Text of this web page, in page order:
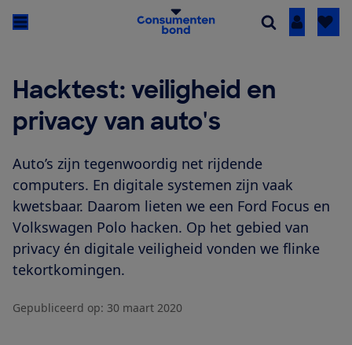
Inloggen
Hacktest: veiligheid en
privacy van auto's
Auto’s zijn tegenwoordig net rijdende
computers. En digitale systemen zijn vaak
kwetsbaar. Daarom lieten we een Ford Focus en
Volkswagen Polo hacken. Op het gebied van
privacy én digitale veiligheid vonden we flinke
tekortkomingen.
Gepubliceerd op: 30 maart 2020